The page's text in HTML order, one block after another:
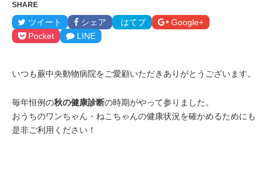
SHARE
ツイート シェア はてブ
Google+
Pocket
LINE
いつも蕨中央動物病院をご愛顧いただきありがとうございます。
毎年恒例の秋の健康診断の時期がやって参りました。
おうちのワンちゃん・ねこちゃんの健康状況を確かめるためにも
是非ご利用ください！